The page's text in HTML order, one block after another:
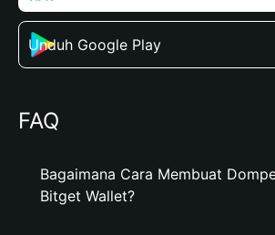
Unduh Google Play
FAQ
Bagaimana Cara Membuat
Bitget Wallet?